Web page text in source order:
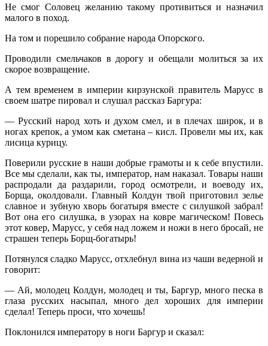
Не смог Соловец желанию такому противиться и назначил
малого в поход.
На том и порешило собрание народа Опорского.
Проводили смельчаков в дорогу и обещали молиться за их
скорое возвращение.
А тем временем в империи кирзунской правитель Марусс в
своем шатре пировал и слушал рассказ Баргура:
— Русский народ хоть и духом смел, и в плечах широк, и в
ногах крепок, а умом как сметана – кисл. Провели мы их, как
лисица курицу.
Поверили русские в наши добрые грамоты и к себе впустили.
Все мы сделали, как ты, император, нам наказал. Товары наши
распродали да раздарили, город осмотрели, и воеводу их,
Борща, околдовали. Главный Колдун твой приготовил зелье
славное и зубную хворь богатыря вместе с силушкой забрал!
Вот она его силушка, в узорах на ковре магическом! Повесь
этот ковер, Марусс, у себя над ложем и ножи в него бросай, не
страшен теперь Борщ-богатырь!
Потянулся сладко Марусс, отхлебнул вина из чаши ведерной и
говорит:
— Ай, молодец Колдун, молодец и ты, Баргур, много песка в
глаза русских насыпал, много дел хороших для империи
сделал! Теперь проси, что хочешь!
Поклонился императору в ноги Баргур и сказал: